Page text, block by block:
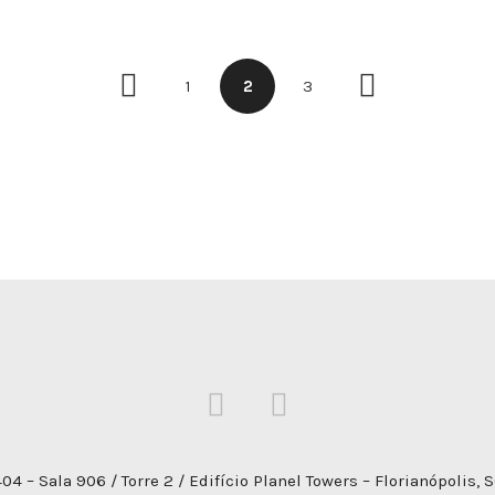
1 2 3
– Sala 906 / Torre 2 / Edifício Planel Towers – Florianópolis,